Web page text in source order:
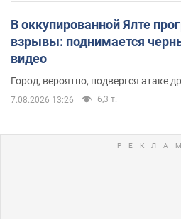
В оккупированной Ялте
взрывы: поднимается
видео
Город, вероятно, подвергся атаке
7.08.2026 13:26 6,3 т.